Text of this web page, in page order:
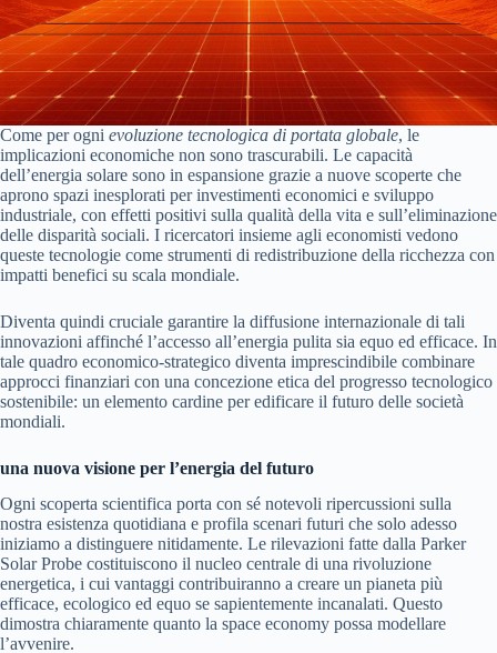
Come per ogni evoluzione tecnologica di portata globale, le
implicazioni economiche non sono trascurabili. Le capacità
dell’energia solare sono in espansione grazie a nuove scoperte che
aprono spazi inesplorati per investimenti economici e sviluppo
industriale, con effetti positivi sulla qualità della vita e sull’eliminazione
delle disparità sociali. I ricercatori insieme agli economisti vedono
queste tecnologie come strumenti di redistribuzione della ricchezza con
impatti benefici su scala mondiale.
Diventa quindi cruciale garantire la diffusione internazionale di tali
innovazioni affinché l’accesso all’energia pulita sia equo ed efficace. In
tale quadro economico-strategico diventa imprescindibile combinare
approcci finanziari con una concezione etica del progresso tecnologico
sostenibile: un elemento cardine per edificare il futuro delle società
mondiali.
una nuova visione per l’energia del futuro
Ogni scoperta scientifica porta con sé notevoli ripercussioni sulla
nostra esistenza quotidiana e profila scenari futuri che solo adesso
iniziamo a distinguere nitidamente. Le rilevazioni fatte dalla Parker
Solar Probe costituiscono il nucleo centrale di una rivoluzione
energetica, i cui vantaggi contribuiranno a creare un pianeta più
efficace, ecologico ed equo se sapientemente incanalati. Questo
dimostra chiaramente quanto la space economy possa modellare
l’avvenire.